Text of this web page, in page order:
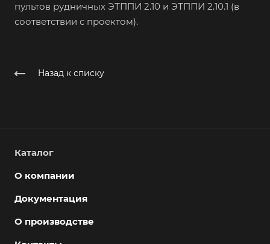
пультов рудничных ЭТППИ 2.10 и ЭТППИ 2.10.1 (в
соответствии с проектом).
Назад к списку
Каталог
О компании
Документация
О производстве